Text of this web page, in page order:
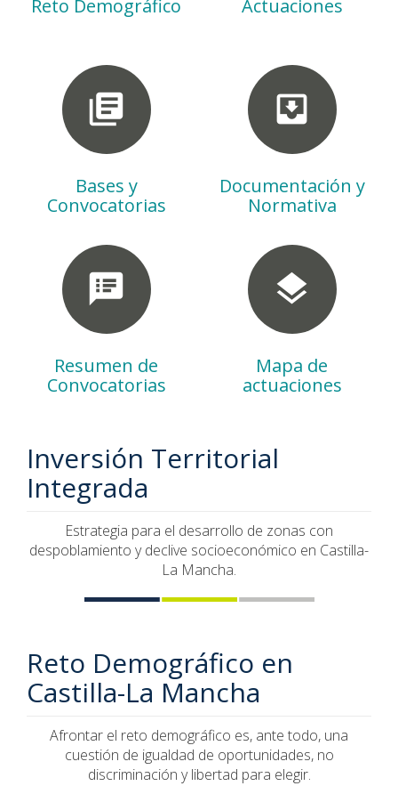
Reto Demográfico Actuaciones
library_books
Bases y
Convocatorias
move_to_inbox
Documentación y
Normativa
speaker_notes
Resumen de
Convocatorias
layers
Mapa de
actuaciones
Inversión Territorial
Integrada
Estrategia para el desarrollo de zonas con
despoblamiento y declive socioeconómico en Castilla-
La Mancha.
Reto Demográfico en
Castilla-La Mancha
Afrontar el reto demográfico es, ante todo, una
cuestión de igualdad de oportunidades, no
discriminación y libertad para elegir.